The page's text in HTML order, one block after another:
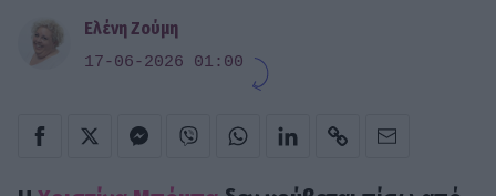
Ελένη Ζούμη
17-06-2026 01:00